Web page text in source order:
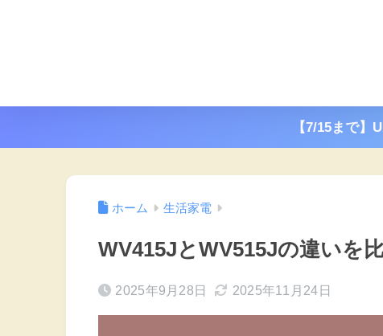
【7/15まで
ホーム 生活家電
WV415JとWV515Jの違いを
2025年9月28日 2025年11月24日